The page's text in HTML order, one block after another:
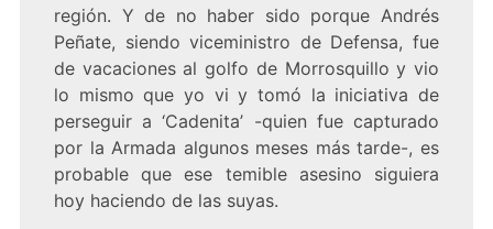
región. Y de no haber sido porque Andrés
Peñate, siendo viceministro de Defensa, fue
de vacaciones al golfo de Morrosquillo y vio
lo mismo que yo vi y tomó la iniciativa de
perseguir a ‘Cadenita’ -quien fue capturado
por la Armada algunos meses más tarde-, es
probable que ese temible asesino siguiera
hoy haciendo de las suyas.